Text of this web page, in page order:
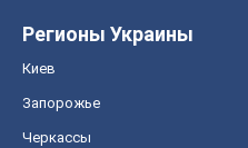
Регионы Украины
Киев
Запорожье
Черкассы